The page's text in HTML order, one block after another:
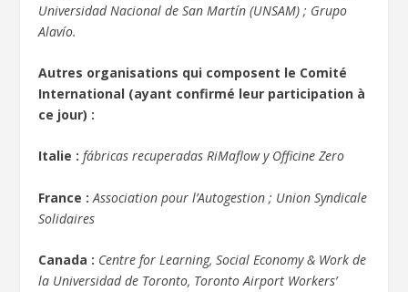
Universidad Nacional de San Martín (UNSAM) ; Grupo
Alavío.
Autres organisations qui composent le Comité
International (ayant confirmé leur participation à
ce jour) :
Italie : fábricas recuperadas RiMaflow y Officine Zero
France : Association pour l’Autogestion ; Union Syndicale
Solidaires
Canada : Centre for Learning, Social Economy & Work de
la Universidad de Toronto, Toronto Airport Workers’